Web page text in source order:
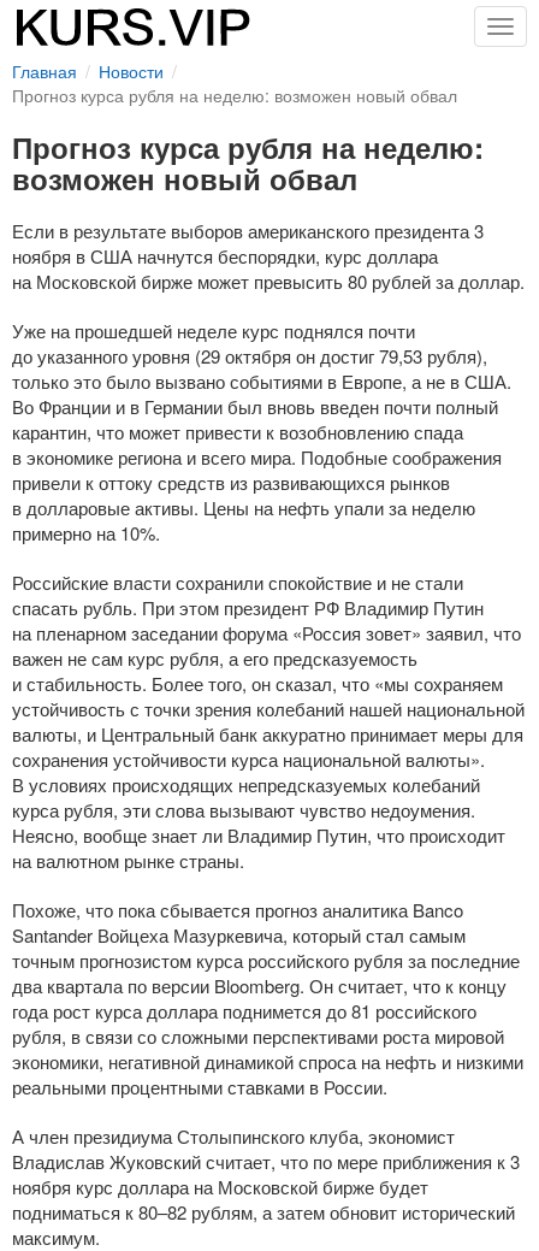
Главная
Новости
Прогноз курса рубля на неделю: возможен новый обвал
Прогноз курса рубля на неделю:
возможен новый обвал
Если в результате выборов американского президента 3
ноября в США начнутся беспорядки, курс доллара
на Московской бирже может превысить 80 рублей за доллар.
Уже на прошедшей неделе курс поднялся почти
до указанного уровня (29 октября он достиг 79,53 рубля),
только это было вызвано событиями в Европе, а не в США.
Во Франции и в Германии был вновь введен почти полный
карантин, что может привести к возобновлению спада
в экономике региона и всего мира. Подобные соображения
привели к оттоку средств из развивающихся рынков
в долларовые активы. Цены на нефть упали за неделю
примерно на 10%.
Российские власти сохранили спокойствие и не стали
спасать рубль. При этом президент РФ Владимир Путин
на пленарном заседании форума «Россия зовет» заявил, что
важен не сам курс рубля, а его предсказуемость
и стабильность. Более того, он сказал, что «мы сохраняем
устойчивость с точки зрения колебаний нашей национальной
валюты, и Центральный банк аккуратно принимает меры для
сохранения устойчивости курса национальной валюты».
В условиях происходящих непредсказуемых колебаний
курса рубля, эти слова вызывают чувство недоумения.
Неясно, вообще знает ли Владимир Путин, что происходит
на валютном рынке страны.
Похоже, что пока сбывается прогноз аналитика Banco
Santander Войцеха Мазуркевича, который стал самым
точным прогнозистом курса российского рубля за последние
два квартала по версии Bloomberg. Он считает, что к концу
года рост курса доллара поднимется до 81 российского
рубля, в связи со сложными перспективами роста мировой
экономики, негативной динамикой спроса на нефть и низкими
реальными процентными ставками в России.
А член президиума Столыпинского клуба, экономист
Владислав Жуковский считает, что по мере приближения к 3
ноября курс доллара на Московской бирже будет
подниматься к 80–82 рублям, а затем обновит исторический
максимум.